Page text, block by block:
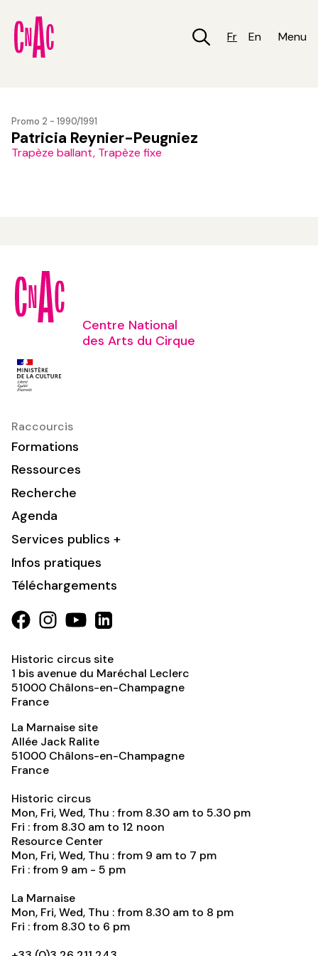
contenu
principal
Fr En Menu
Promo 2 - 1990/1991
Patricia Reynier-Peugniez
Trapèze ballant, Trapèze fixe
Centre National
des Arts du Cirque
Raccourcis
Formations
Ressources
Recherche
Agenda
Services publics +
Infos pratiques
Téléchargements
Historic circus site
1 bis avenue du Maréchal Leclerc
51000 Châlons-en-Champagne
France
La Marnaise site
Allée Jack Ralite
51000 Châlons-en-Champagne
France
Historic circus
Mon, Fri, Wed, Thu : from 8.30 am to 5.30 pm
Fri : from 8.30 am to 12 noon
Resource Center
Mon, Fri, Wed, Thu : from 9 am to 7 pm
Fri : from 9 am - 5 pm
La Marnaise
Mon, Fri, Wed, Thu : from 8.30 am to 8 pm
Fri : from 8.30 to 6 pm